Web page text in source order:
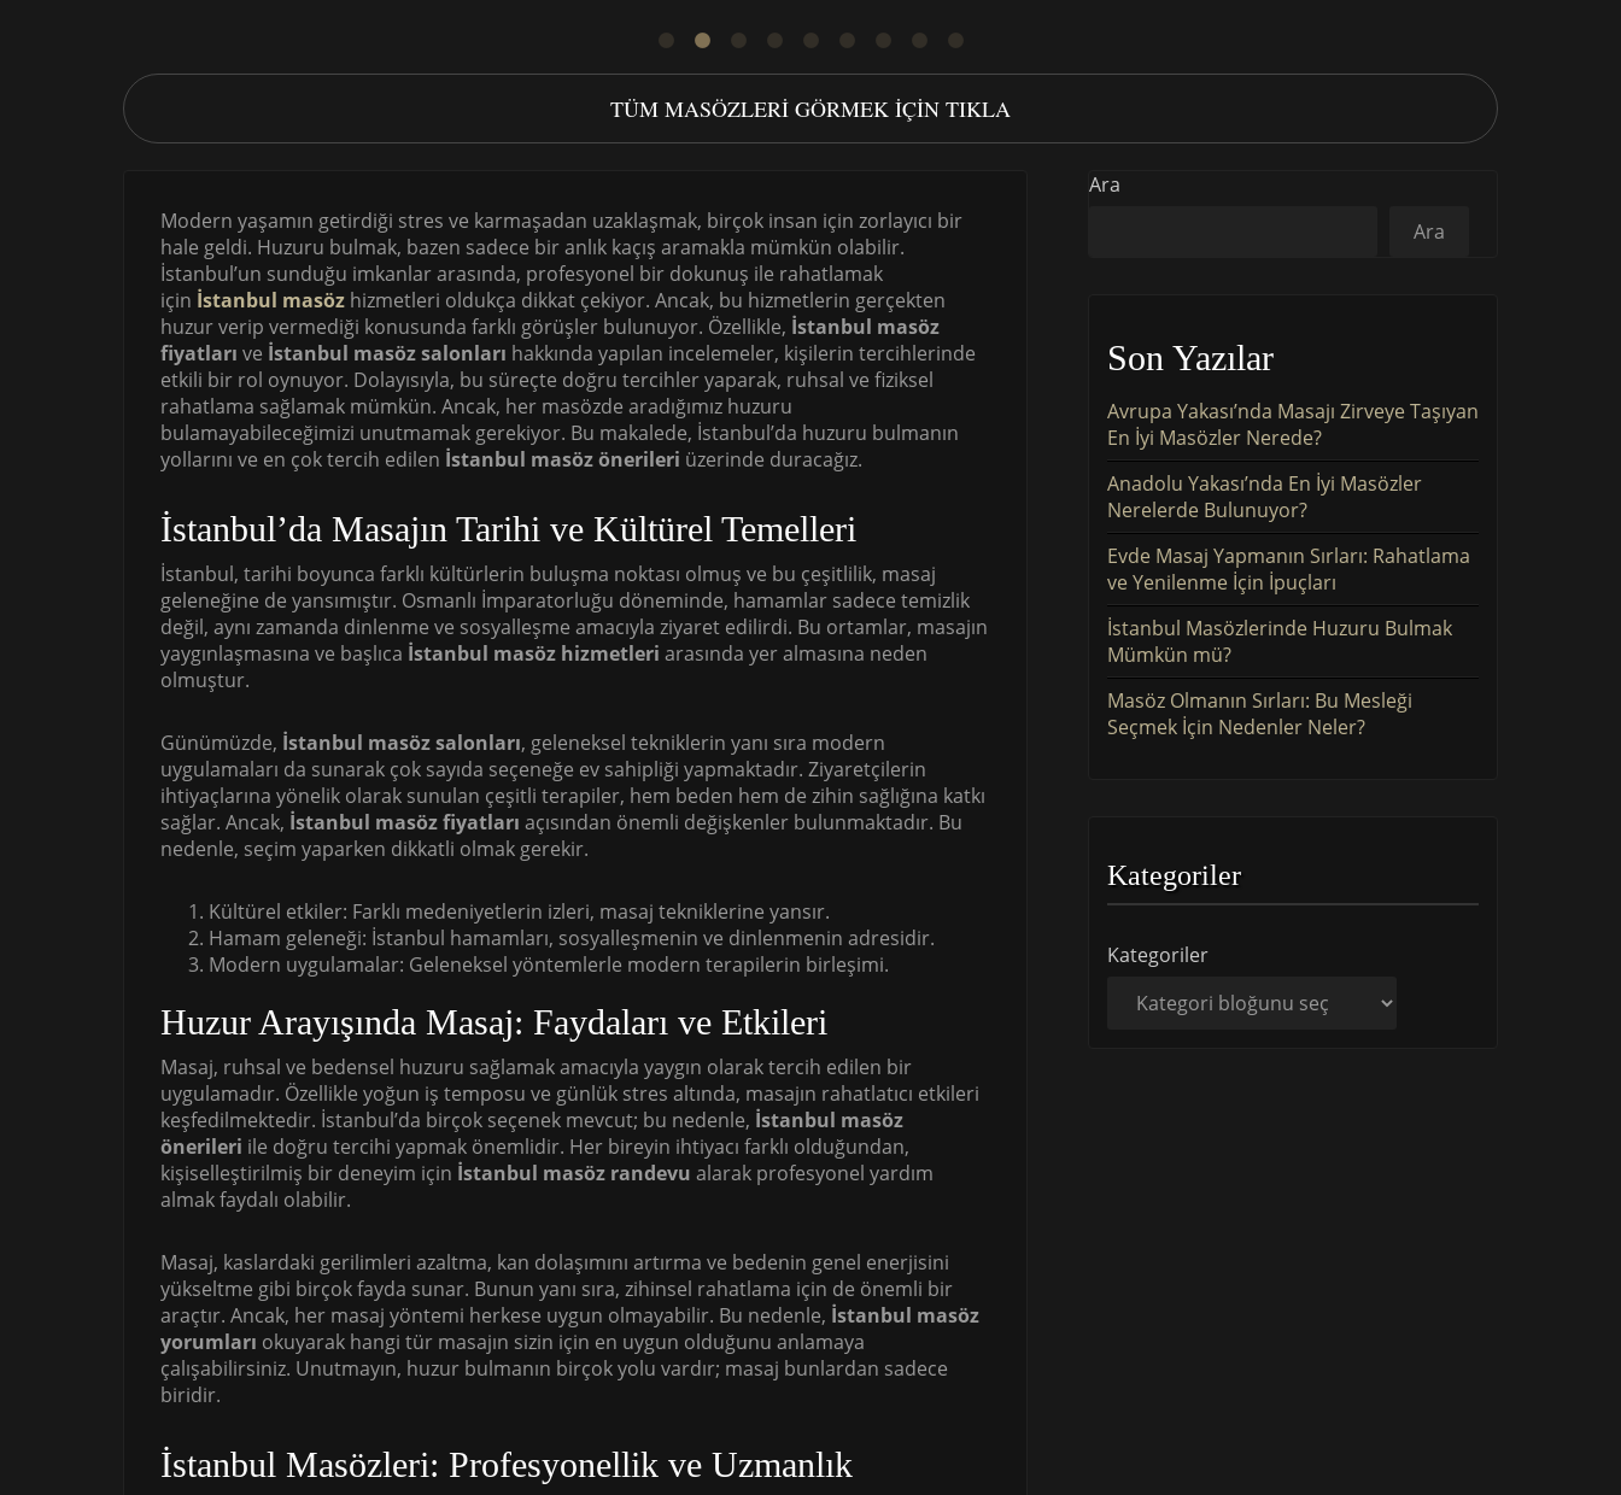
TÜM MASÖZLERI GÖRMEK IÇIN TIKLA
Modern yaşamın getirdiği stres ve karmaşadan uzaklaşmak, birçok insan için zorlayıcı bir
hale geldi. Huzuru bulmak, bazen sadece bir anlık kaçış aramakla mümkün olabilir.
İstanbul’un sunduğu imkanlar arasında, profesyonel bir dokunuş ile rahatlamak
için İstanbul masöz hizmetleri oldukça dikkat çekiyor. Ancak, bu hizmetlerin gerçekten
huzur verip vermediği konusunda farklı görüşler bulunuyor. Özellikle, İstanbul masöz
fiyatları ve İstanbul masöz salonları hakkında yapılan incelemeler, kişilerin tercihlerinde
etkili bir rol oynuyor. Dolayısıyla, bu süreçte doğru tercihler yaparak, ruhsal ve fiziksel
rahatlama sağlamak mümkün. Ancak, her masözde aradığımız huzuru
bulamayabileceğimizi unutmamak gerekiyor. Bu makalede, İstanbul’da huzuru bulmanın
yollarını ve en çok tercih edilen İstanbul masöz önerileri üzerinde duracağız.
İstanbul’da Masajın Tarihi ve Kültürel Temelleri
İstanbul, tarihi boyunca farklı kültürlerin buluşma noktası olmuş ve bu çeşitlilik, masaj
geleneğine de yansımıştır. Osmanlı İmparatorluğu döneminde, hamamlar sadece temizlik
değil, aynı zamanda dinlenme ve sosyalleşme amacıyla ziyaret edilirdi. Bu ortamlar, masajın
yaygınlaşmasına ve başlıca İstanbul masöz hizmetleri arasında yer almasına neden
olmuştur.
Günümüzde, İstanbul masöz salonları, geleneksel tekniklerin yanı sıra modern
uygulamaları da sunarak çok sayıda seçeneğe ev sahipliği yapmaktadır. Ziyaretçilerin
ihtiyaçlarına yönelik olarak sunulan çeşitli terapiler, hem beden hem de zihin sağlığına katkı
sağlar. Ancak, İstanbul masöz fiyatları açısından önemli değişkenler bulunmaktadır. Bu
nedenle, seçim yaparken dikkatli olmak gerekir.
Kültürel etkiler: Farklı medeniyetlerin izleri, masaj tekniklerine yansır.
Hamam geleneği: İstanbul hamamları, sosyalleşmenin ve dinlenmenin adresidir.
Modern uygulamalar: Geleneksel yöntemlerle modern terapilerin birleşimi.
Huzur Arayışında Masaj: Faydaları ve Etkileri
Masaj, ruhsal ve bedensel huzuru sağlamak amacıyla yaygın olarak tercih edilen bir
uygulamadır. Özellikle yoğun iş temposu ve günlük stres altında, masajın rahatlatıcı etkileri
keşfedilmektedir. İstanbul’da birçok seçenek mevcut; bu nedenle, İstanbul masöz
önerileri ile doğru tercihi yapmak önemlidir. Her bireyin ihtiyacı farklı olduğundan,
kişiselleştirilmiş bir deneyim için İstanbul masöz randevu alarak profesyonel yardım
almak faydalı olabilir.
Masaj, kaslardaki gerilimleri azaltma, kan dolaşımını artırma ve bedenin genel enerjisini
yükseltme gibi birçok fayda sunar. Bunun yanı sıra, zihinsel rahatlama için de önemli bir
araçtır. Ancak, her masaj yöntemi herkese uygun olmayabilir. Bu nedenle, İstanbul masöz
yorumları okuyarak hangi tür masajın sizin için en uygun olduğunu anlamaya
çalışabilirsiniz. Unutmayın, huzur bulmanın birçok yolu vardır; masaj bunlardan sadece
biridir.
İstanbul Masözleri: Profesyonellik ve Uzmanlık
Ara
Ara
Son Yazılar
Avrupa Yakası’nda Masajı Zirveye Taşıyan
En İyi Masözler Nerede?
Anadolu Yakası’nda En İyi Masözler
Nerelerde Bulunuyor?
Evde Masaj Yapmanın Sırları: Rahatlama
ve Yenilenme İçin İpuçları
İstanbul Masözlerinde Huzuru Bulmak
Mümkün mü?
Masöz Olmanın Sırları: Bu Mesleği
Seçmek İçin Nedenler Neler?
Kategoriler
Kategoriler